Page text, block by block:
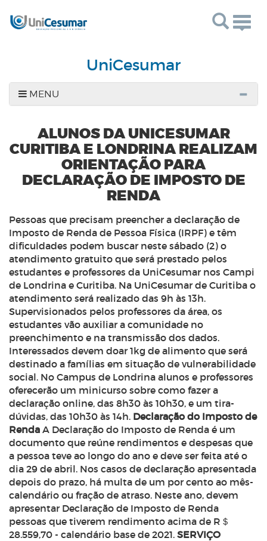
UniCesumar
MENU
ALUNOS DA UNICESUMAR
CURITIBA E LONDRINA REALIZAM
ORIENTAÇÃO PARA
DECLARAÇÃO DE IMPOSTO DE
RENDA
Pessoas que precisam preencher a declaração de
Imposto de Renda de Pessoa Física (IRPF) e têm
dificuldades podem buscar neste sábado (2) o
atendimento gratuito que será prestado pelos
estudantes e professores da UniCesumar nos Campi
de Londrina e Curitiba. Na UniCesumar de Curitiba o
atendimento será realizado das 9h às 13h.
Supervisionados pelos professores da área, os
estudantes vão auxiliar a comunidade no
preenchimento e na transmissão dos dados.
Interessados devem doar 1kg de alimento que será
destinado a famílias em situação de vulnerabilidade
social. No Campus de Londrina alunos e professores
oferecerão um minicurso sobre como fazer a
declaração online, das 8h30 às 10h30, e um tira-
dúvidas, das 10h30 às 14h. Declaração do Imposto de
Renda A Declaração do Imposto de Renda é um
documento que reúne rendimentos e despesas que
a pessoa teve ao longo do ano e deve ser feita até o
dia 29 de abril. Nos casos de declaração apresentada
depois do prazo, há multa de um por cento ao mês-
calendário ou fração de atraso. Neste ano, devem
apresentar Declaração de Imposto de Renda
pessoas que tiverem rendimento acima de R＄
28.559,70 - calendário base de 2021. SERVIÇO